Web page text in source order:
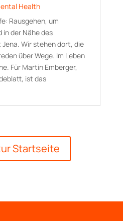
Health
Rausgehen, um
in der Nähe des
Wir stehen dort, die
über Wege. Im Leben
Für Martin Emberger,
ist das
Startseite